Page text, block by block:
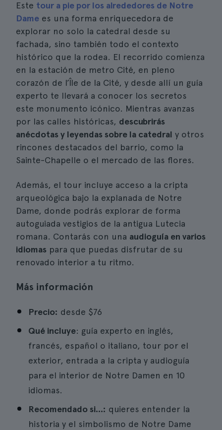
Este tour a pie por los alrededores de Notre
Dame es una forma enriquecedora de
explorar no solo la catedral desde su
fachada, sino también todo el contexto
histórico que la rodea. El recorrido comienza
en la estación de metro Cité, en pleno
corazón de l’Île de la Cité, y desde allí un guía
experto te llevará a conocer los secretos
este monumento icónico. Mientras avanzas
por las calles históricas, descubrirás
anécdotas y leyendas sobre la catedral y otros
rincones destacados del barrio, como la
Sainte-Chapelle o el mercado de las flores.
Además, el tour incluye acceso a la cripta
arqueológica bajo la explanada de Notre
Dame, donde podrás explorar de forma
autoguiada vestigios de la antigua Lutecia
romana. Contarás con una audioguía en varios
idiomas para que puedas disfrutar de su
renovado interior a tu ritmo.
Más información
Precio: desde $76
Qué incluye: guía experto en inglés,
francés, español o italiano, tour por el
exterior, entrada a la cripta y audioguía
para el interior de Notre Damen en 10
idiomas.
Recomendado si...: quieres entender la
historia y el simbolismo de Notre Dame